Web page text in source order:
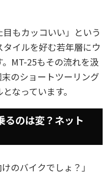
もカッコいい」という
イルを好む若年層にウ
MT-25もその流れを汲
のショートツーリング
なっています。
るのは変？ネット
のバイクでしょ？」